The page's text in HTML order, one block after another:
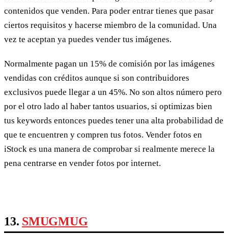
contenidos que venden. Para poder entrar tienes que pasar
ciertos requisitos y hacerse miembro de la comunidad. Una
vez te aceptan ya puedes vender tus imágenes.
Normalmente pagan un 15% de comisión por las imágenes
vendidas con créditos aunque si son contribuidores
exclusivos puede llegar a un 45%. No son altos número pero
por el otro lado al haber tantos usuarios, si optimizas bien
tus keywords entonces puedes tener una alta probabilidad de
que te encuentren y compren tus fotos. Vender fotos en
iStock es una manera de comprobar si realmente merece la
pena centrarse en vender fotos por internet.
13. SMUGMUG